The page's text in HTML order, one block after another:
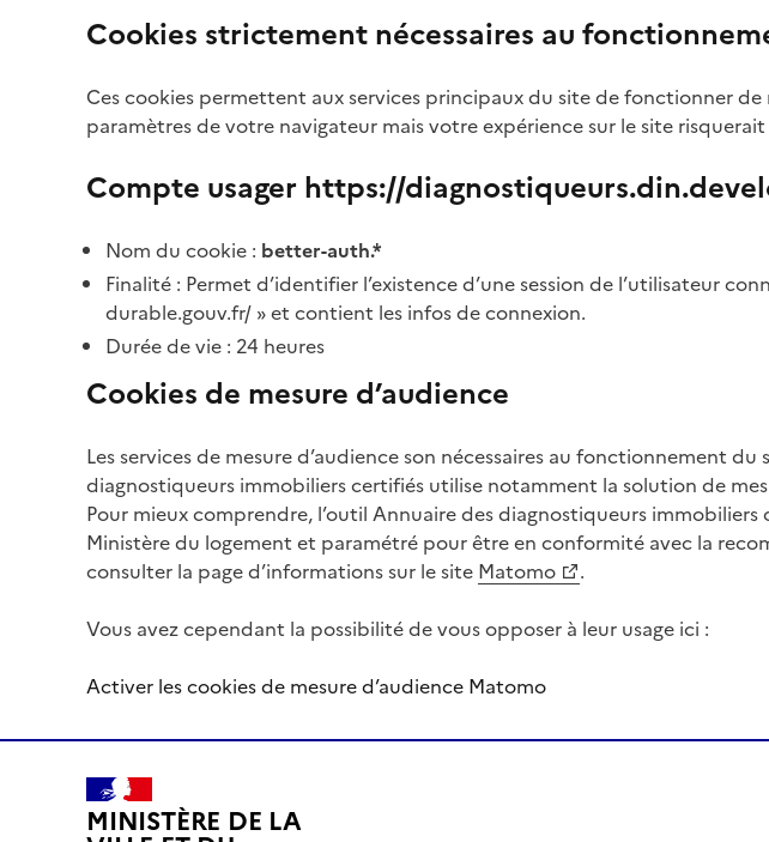
Cookies strictement nécessaires au
Ces cookies permettent aux services principaux du site de fonctionner
paramètres de votre navigateur mais votre expérience sur le site risquerait
Compte usager https://
Nom du cookie : better-auth.*
Finalité : Permet d’identifier l’existence d’une session de l’utilisateur
durable.gouv.fr/ » et contient les infos de connexion.
Durée de vie : 24 heures
Cookies de mesure d’audience
Les services de mesure d’audience son nécessaires au fonctionnement
diagnostiqueurs immobiliers certifiés utilise notamment la solution de
Pour mieux comprendre, l’outil Annuaire des diagnostiqueurs
Ministère du logement et paramétré pour être en conformité avec la
consulter la page d’informations sur le site Matomo
.
Vous avez cependant la possibilité de vous opposer à leur usage ici :
Activer les cookies de mesure d’audience Matomo
MINISTÈRE DE LA